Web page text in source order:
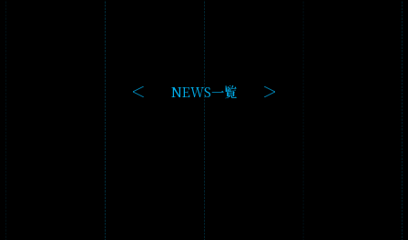
ANIMATION
- ブラック★★ロックシューター DAWN FALL
- TV ANIMATION BLACK☆ROCK SHOOTER
GAME
PRODUCTS
GALLERY
NEWS一覧